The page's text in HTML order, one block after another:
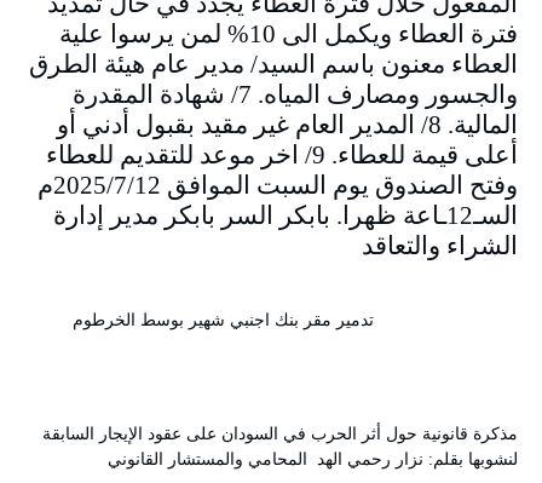
فترة العطاء ويكمل الى 10% لمن يرسوا علية
العطاء معنون باسم السيد/ مدير عام هيئة الطرق
والجسور ومصارف المياه. 7/ شهادة المقدرة
المالية. 8/ المدير العام غير مقيد بقبول أدني أو
أعلى قيمة للعطاء. 9/ اخر موعد للتقديم للعطاء
وفتح الصندوق يوم السبت الموافق 2025/7/12م
السـ12ـاعة ظهرا. بابكر السر بابكر مدير إدارة
الشراء والتعاقد
تدمير مقر بنك اجنبي شهير بوسط الخرطوم
مذكرة قانونية حول أثر الحرب في السودان على عقود الإيجار السابقة
لنشوبها بقلم: نزار رحمي الهد المحامي والمستشار القانوني